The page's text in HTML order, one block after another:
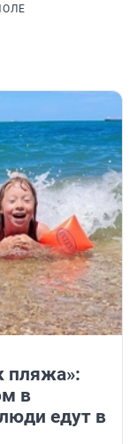
пляжа»:
в
едут в